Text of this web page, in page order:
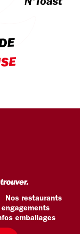
Nos restaurants
engagements
emballages